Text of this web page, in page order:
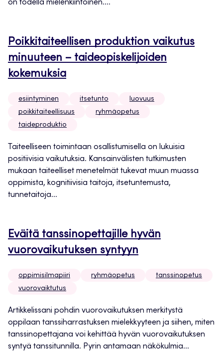
on todella mielenkiintoinen....
Poikkitaiteellisen produktion vaikutus
minuuteen – taideopiskelijoiden
kokemuksia
esiintyminen itsetunto
luovuus
poikkitaiteellisuus
ryhmäopetus
taideproduktio
Taiteelliseen toimintaan osallistumisella on lukuisia
positiivisia vaikutuksia. Kansainvälisten tutkimusten
mukaan taiteelliset menetelmät tukevat muun muassa
oppimista, kognitiivisia taitoja, itsetuntemusta,
tunnetaitoja...
Eväitä tanssinopettajille hyvän
vuorovaikutuksen syntyyn
oppimisilmapiiri ryhmäopetus
tanssinopetus
vuorovaiktutus
Artikkelissani pohdin vuorovaikutuksen merkitystä
oppilaan tanssiharrastuksen mielekkyyteen ja siihen, miten
tanssinopettajana voi kehittää hyvän vuorovaikutuksen
syntyä tanssitunnilla. Pyrin antamaan näkökulmia...